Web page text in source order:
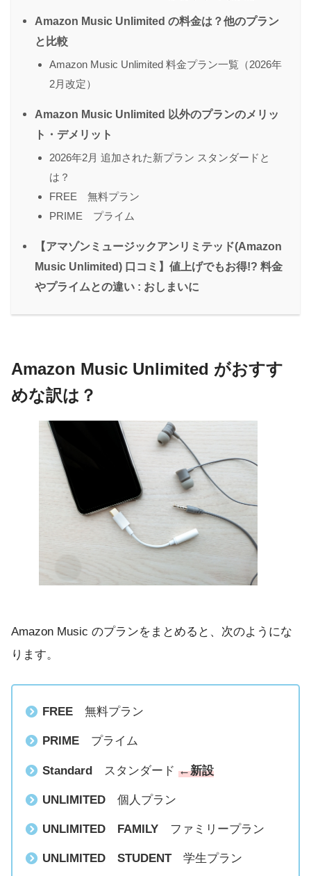
Amazon Music Unlimited の料金は？他のプラン
と比較
Amazon Music Unlimited 料金プラン一覧（2026年
2月改定）
Amazon Music Unlimited 以外のプランのメリッ
ト・デメリット
2026年2月 追加された新プラン スタンダードと
は？
FREE 無料プラン
PRIME プライム
【アマゾンミュージックアンリミテッド(Amazon
Music Unlimited) 口コミ】値上げでもお得!? 料金
やプライムとの違い : おしまいに
Amazon Music Unlimited がおすす
めな訳は？
Amazon Music のプランをまとめると、次のようにな
ります。
FREE無料プラン
PRIMEプライム
Standardスタンダード ←新設
UNLIMITED個人プラン
UNLIMITED FAMILYファミリープラン
UNLIMITED STUDENT学生プラン